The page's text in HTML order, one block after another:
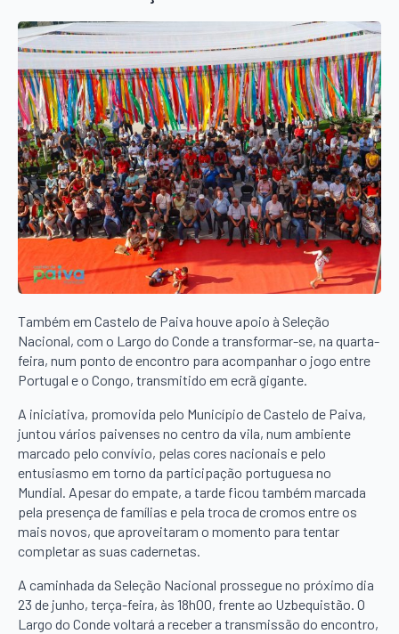
Também em Castelo de Paiva houve apoio à Seleção
Nacional, com o Largo do Conde a transformar-se, na quarta-
feira, num ponto de encontro para acompanhar o jogo entre
Portugal e o Congo, transmitido em ecrã gigante.
A iniciativa, promovida pelo Município de Castelo de Paiva,
juntou vários paivenses no centro da vila, num ambiente
marcado pelo convívio, pelas cores nacionais e pelo
entusiasmo em torno da participação portuguesa no
Mundial. Apesar do empate, a tarde ficou também marcada
pela presença de famílias e pela troca de cromos entre os
mais novos, que aproveitaram o momento para tentar
completar as suas cadernetas.
A caminhada da Seleção Nacional prossegue no próximo dia
23 de junho, terça-feira, às 18h00, frente ao Uzbequistão. O
Largo do Conde voltará a receber a transmissão do encontro,